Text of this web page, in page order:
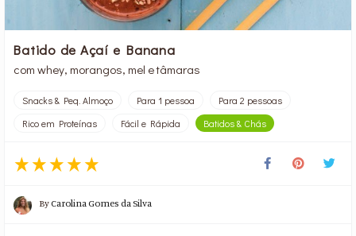
Batido de Açaí e Banana
com whey, morangos, mel e tâmaras
Snacks & Peq. Almoço Para 1 pessoa
Para 2 pessoas
Rico em Proteínas
Fácil e Rápida Batidos & Chás
ByCarolina Gomes da Silva